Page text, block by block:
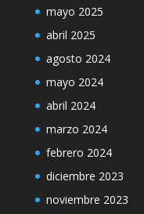
mayo 2025
abril 2025
agosto 2024
mayo 2024
abril 2024
marzo 2024
febrero 2024
diciembre 2023
noviembre 2023